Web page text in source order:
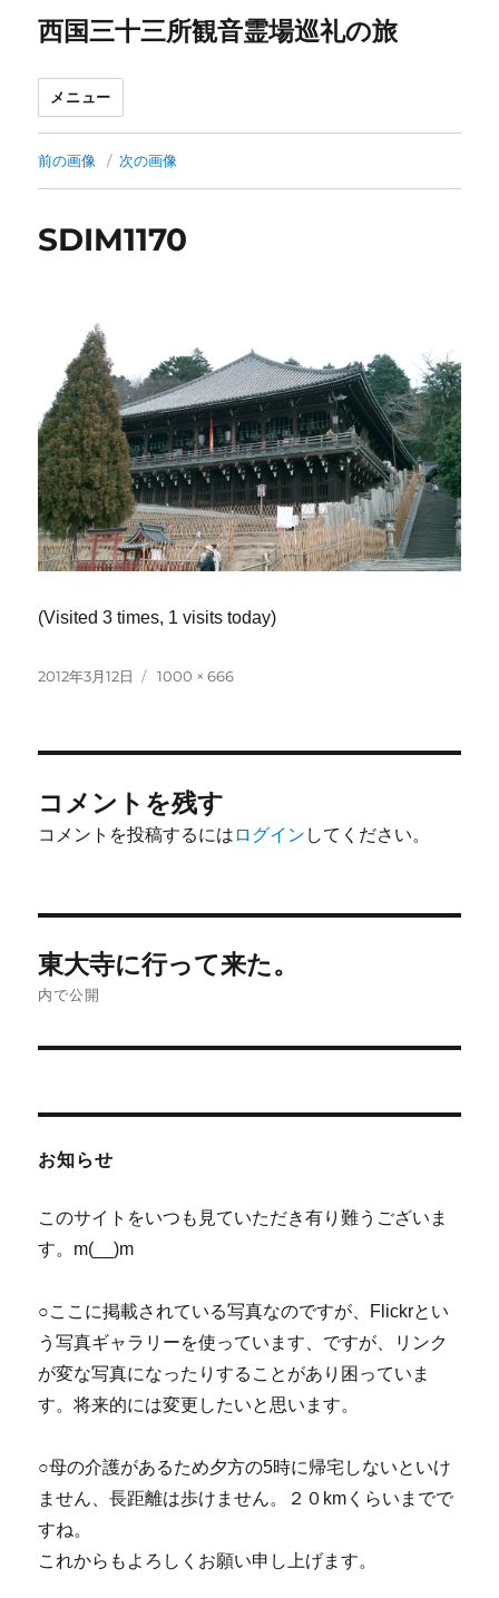
西国三十三所観音霊場巡礼の旅
メニュー
前の画像 次の画像
SDIM1170
(Visited 3 times, 1 visits today)
投
2012年3月12日
フ
1000 × 666
コメントを残す
コメントを投稿するには ログイン してください。
稿
ゲ
ー
シ
ョ
ン
東大寺に行って来た。
内で公開
お知らせ
このサイトをいつも見ていただき有り難うございま
す。m(__)m
○ここに掲載されている写真なのですが、Flickrとい
う写真ギャラリーを使っています、ですが、リンク
が変な写真になったりすることがあり困っていま
す。将来的には変更したいと思います。
○母の介護があるため夕方の5時に帰宅しないといけ
ません、長距離は歩けません。２０kmくらいまでで
すね。
これからもよろしくお願い申し上げます。